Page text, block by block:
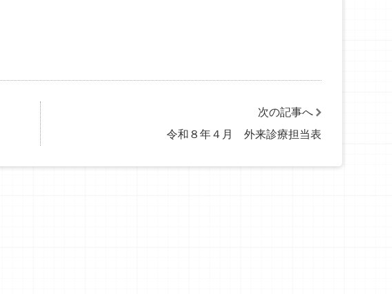
次の記事へ
令和８年４月 外来診療担当表